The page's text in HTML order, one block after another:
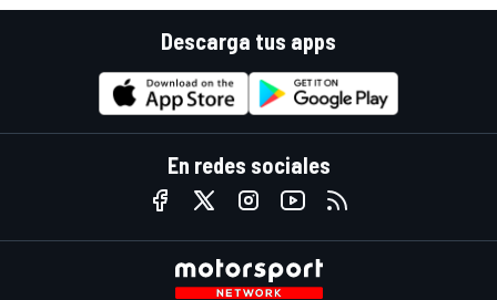
Descarga tus apps
En redes sociales